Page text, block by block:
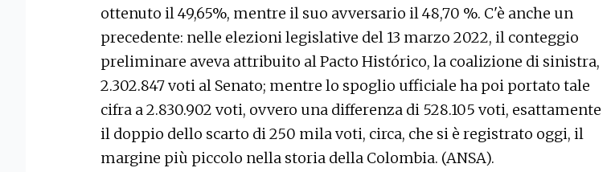
ottenuto il 49,65%, mentre il suo avversario il 48,70 %. C'è anche un
precedente: nelle elezioni legislative del 13 marzo 2022, il conteggio
preliminare aveva attribuito al Pacto Histórico, la coalizione di sinistra,
2.302.847 voti al Senato; mentre lo spoglio ufficiale ha poi portato tale
cifra a 2.830.902 voti, ovvero una differenza di 528.105 voti, esattamente
il doppio dello scarto di 250 mila voti, circa, che si è registrato oggi, il
margine più piccolo nella storia della Colombia. (ANSA).